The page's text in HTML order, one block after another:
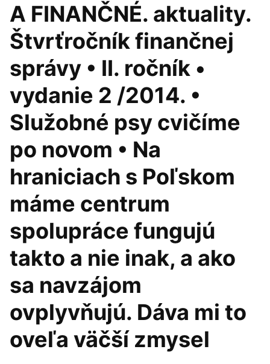
A FINANČNÉ. aktuality.
Štvrťročník finančnej
správy • II. ročník •
vydanie 2 /2014. •
Služobné psy cvičíme
po novom • Na
hraniciach s Poľskom
máme centrum
spolupráce fungujú
takto a nie inak, a ako
sa navzájom
ovplyvňujú. Dáva mi to
oveľa väčší zmysel